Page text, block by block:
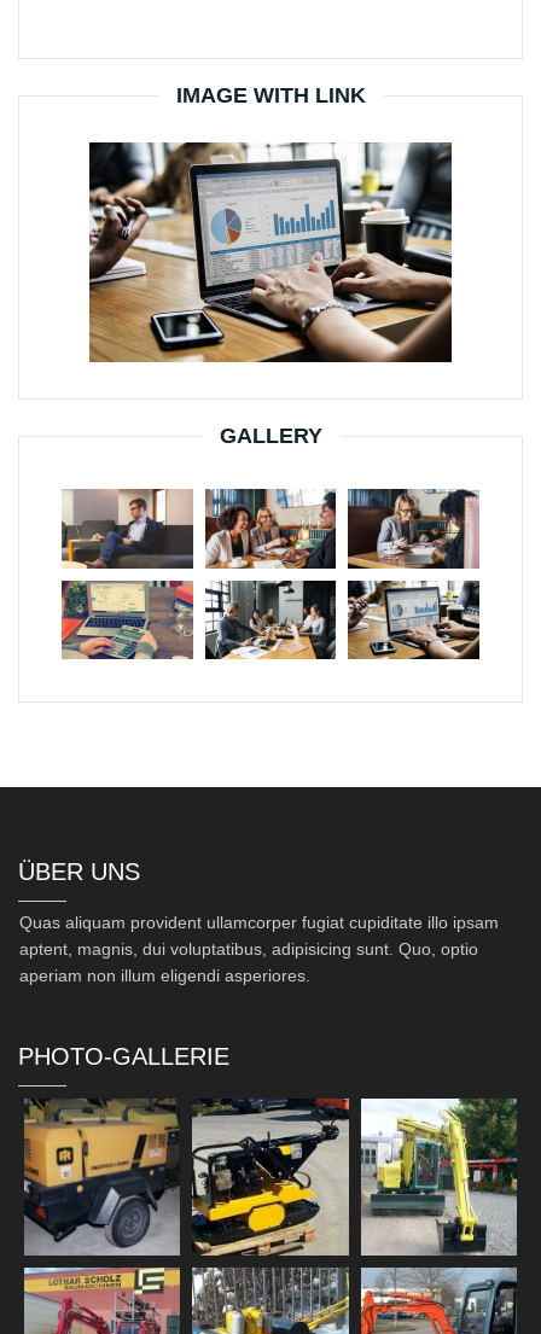
IMAGE WITH LINK
GALLERY
ÜBER UNS
Quas aliquam provident ullamcorper fugiat cupiditate illo ipsam
aptent, magnis, dui voluptatibus, adipisicing sunt. Quo, optio
aperiam non illum eligendi asperiores.
PHOTO-GALLERIE